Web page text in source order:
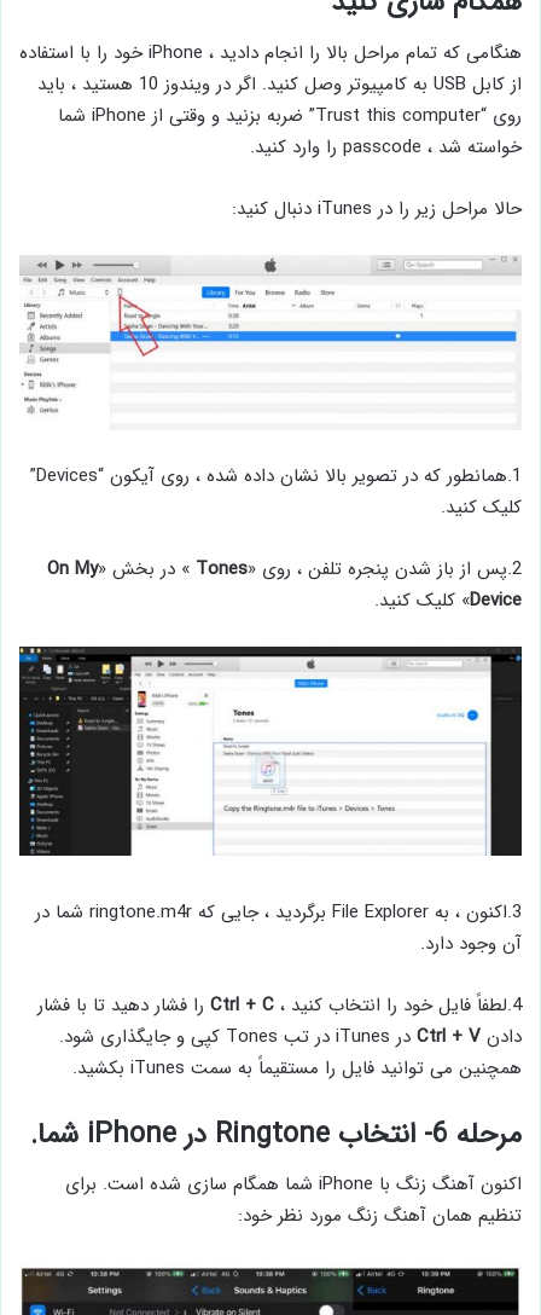
هنگامی که تمام مراحل بالا را انجام دادید ، iPhone خود را با استفاده
از کابل USB به کامپیوتر وصل کنید. اگر در ویندوز 10 هستید ، باید
روی “Trust this computer” ضربه بزنید و وقتی از iPhone شما
خواسته شد ، passcode را وارد کنید.
حالا مراحل زیر را در iTunes دنبال کنید:
1.همانطور که در تصویر بالا نشان داده شده ، روی آیکون “Devices”
کلیک کنید.
2.پس از باز شدن پنجره تلفن ، روی « Tones » در بخش « On My
Device» کلیک کنید.
3.اکنون ، به File Explorer برگردید ، جایی که ringtone.m4r شما در
آن وجود دارد.
4.لطفاً فایل خود را انتخاب کنید ، Ctrl + C را فشار دهید تا با فشار
دادن Ctrl + V
در iTunes در تب Tones کپی و جایگذاری شود.
همچنین می توانید فایل را مستقیماً به سمت iTunes بکشید.
مرحله 6- انتخاب Ringtone در iPhone شما.
اکنون آهنگ زنگ با iPhone شما همگام سازی شده است. برای
تنظیم همان آهنگ زنگ مورد نظر خود: